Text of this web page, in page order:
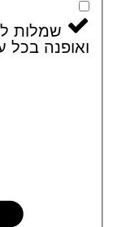
שמלות
בכל עונה